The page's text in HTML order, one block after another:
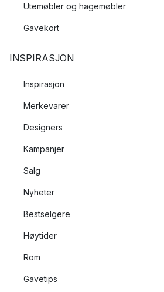
Utemøbler og hagemøbler
Gavekort
INSPIRASJON
Inspirasjon
Merkevarer
Designers
Kampanjer
Salg
Nyheter
Bestselgere
Høytider
Rom
Gavetips